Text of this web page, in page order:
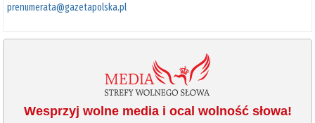
prenumerata@gazetapolska.pl
Wesprzyj wolne media i ocal wolność słowa!